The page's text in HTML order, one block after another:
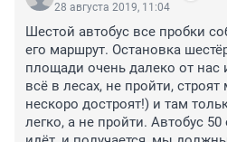
28 августа 2019, 11:04
Шестой автобус все пробки
его маршрут. Остановка
площади очень далеко от нас
всё в лесах, не пройти,
нескоро достроят!) и там
легко, а не пройти. Автобус